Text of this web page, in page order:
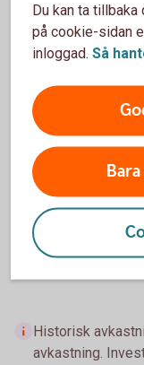
Försäljning/
Externa fonder
Inbetalning
Fondbyte
Historisk
avkastning.
Du kan ta
på cookie-sidan
inloggad. Så